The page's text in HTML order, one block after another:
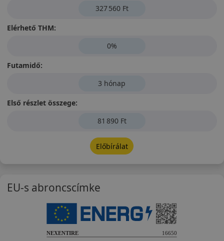
327 560 Ft
Elérhető THM:
0%
Futamidő:
3 hónap
Első részlet összege:
81 890 Ft
Előbírálat
EU-s abroncscímke